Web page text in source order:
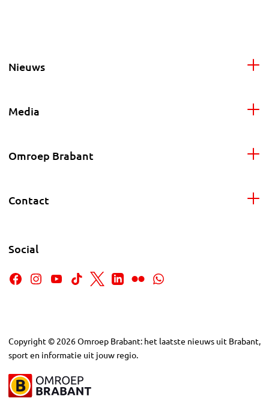
Nieuws
Media
Omroep Brabant
Contact
Social
Copyright © 2026Omroep Brabant: het laatste nieuws uit Brabant,
sport en informatie uit jouw regio.